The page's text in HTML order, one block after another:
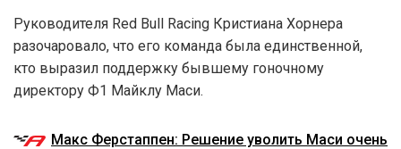
Руководителя Red Bull Racing Кристиана Хорнера
разочаровало, что его команда была единственной,
кто выразил поддержку бывшему гоночному
директору Ф1 Майклу Маси.
Макс Ферстаппен: Решение уволить Маси очень